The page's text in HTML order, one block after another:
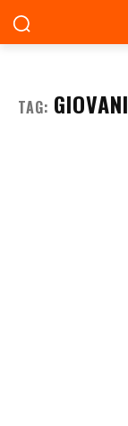
TAG: GIOVANI